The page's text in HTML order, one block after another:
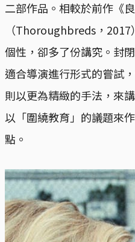
二部作品。相較於前作《良
（Thoroughbreds，
個性，卻多了份講究。封
適合導演進行形式的嘗試
則以更為精緻的手法，來
以「圍繞教育」的議題來
點。